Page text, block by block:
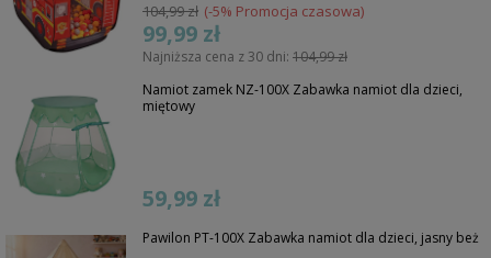
104,99 zł (-5% Promocja czasowa)
99,99 zł
Najniższa cena z 30 dni: 104,99 zł
Namiot zamek NZ-100X Zabawka namiot dla dzieci,
miętowy
59,99 zł
Pawilon PT-100X Zabawka namiot dla dzieci, jasny beż